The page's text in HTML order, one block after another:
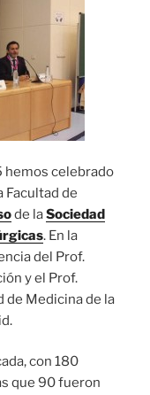
hemos celebrado
Facultad de
de laSociedad
. En la
del Prof.
y el Prof.
de Medicina de la
con 180
que 90 fueron